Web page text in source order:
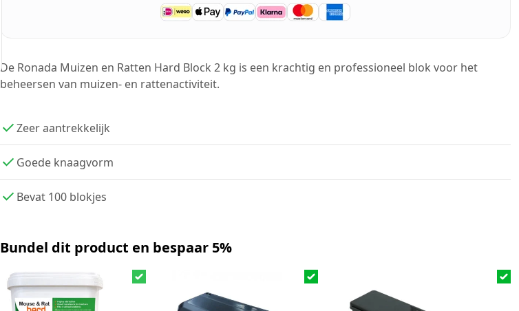
De Ronada Muizen en Ratten Hard Block 2 kg is een krachtig en professioneel blok voor het
beheersen van muizen- en rattenactiviteit.
Zeer aantrekkelijk
Goede knaagvorm
Bevat 100 blokjes
Bundel dit product en bespaar 5%